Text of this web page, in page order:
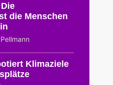
die Menschen
Klimaziele